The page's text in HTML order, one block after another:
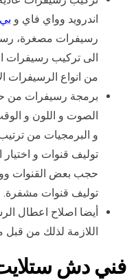
اندرويد وواي فاي و
رسيفرات مصغرة،
الى تركيب رسيفرات
من انواع الرسيفرات
برمجة رسيفرات من
الصوت و اللون و
و البرمجيات من
توليف قنوات و
حجب بعض القنوات
توليف قنوات مشفرة.
أيضا اصلاح اعطال
اللازمة لذلك من قبل
فني دش ستلايت